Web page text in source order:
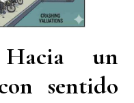
Hacia un
sentido